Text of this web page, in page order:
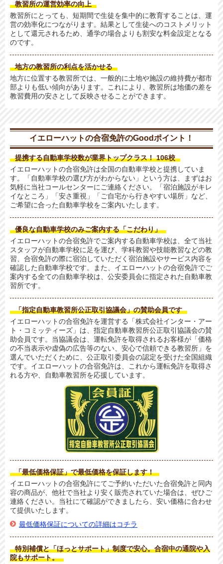
教習所の運営効率の向上
教習所にとっても、短期間で生徒を集中的に教育することは、運
営の効率化につながります。結果として生徒へのコストメリット
として還元されるため、通学の場合よりも割安な料金設定となる
のです。
地方の教習所の利点を活かせる
地方に位置する教習所では、一般的に土地や施設の維持費が都市
部よりも低い傾向があります。これにより、教習所は地価の差を
教習費用の安さとして反映させることができます。
イエローハットの合宿免許のGoodポイント！
提携する自動車学校数が業界トップクラス！ 106校
イエローハットの合宿免許は全国の自動車学校と提携していま
す。「自動車学校の選び方がわからない」という方は、まずはお
気軽に当社コールセンターにご連絡ください。「宿泊施設がキレ
イなところ」「安さ重視」「ご自宅から行きやすい場所」など、
ご希望に合った自動車学校をご案内いたします。
優良な自動車学校のみご案内する「こだわり」
イエローハットの合宿免許でご案内する自動車学校は、全て当社
スタッフが自動車学校に足を運び、学科教習や技能教習などの教
習、合宿免許の際に宿泊していただく宿泊施設やサービス内容を
確認した自動車学校です。また、イエローハットの合宿免許でご
案内する全ての自動車学校は、公安委員会に指定された自動車教
習所です。
「指定自動車教習所公正取引協議会」の賛助会員です
イエローハットの合宿免許を運営する「株式会社インター・アー
ト・コミッティーズ」は、指定自動車教習所公正取引協議会の賛
助会員です。当協議会は、運転免許を取得されるお客様が「価格
の不当表示や虚偽の広告等のない、安心で信頼できる教習所」を
選んでいただくために、公正取引委員会の認定を受けた全国組織
です。イエローハットの合宿免許は、これから運転免許を取得さ
れる方や、自動車教習所を応援しています。
「最低価格保証」で最低価格を保証します！
イエローハットの合宿免許にてご予約いただいた合宿免許と同内
容の商品が、他社で当社より安く販売されていた場合は、ぜひご
連絡ください。当社にて確認ができましたら、安い価格に合わせ
て提供いたします。
最低価格保証についての詳細はコチラ
特別補償と「ほっとサポート」制度で安心。合宿中の通院や入
院もサポート。